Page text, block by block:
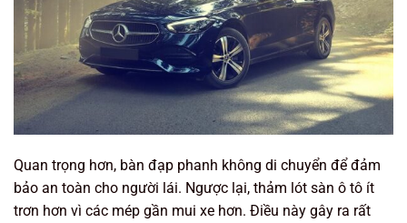
Quan trọng hơn, bàn đạp phanh không di chuyển để đảm
bảo an toàn cho người lái. Ngược lại, thảm lót sàn ô tô ít
trơn hơn vì các mép gần mui xe hơn. Điều này gây ra rất